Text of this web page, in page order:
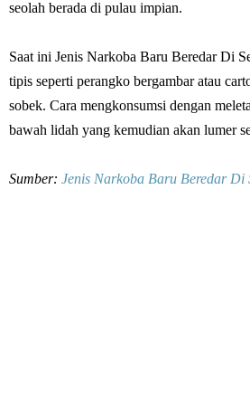
seolah berada di pulau impian.
Saat ini Jenis Narkoba Baru Beredar Di
tipis seperti perangko bergambar atau
sobek. Cara mengkonsumsi dengan
bawah lidah yang kemudian akan lumer
Sumber: Jenis Narkoba Baru Beredar Di